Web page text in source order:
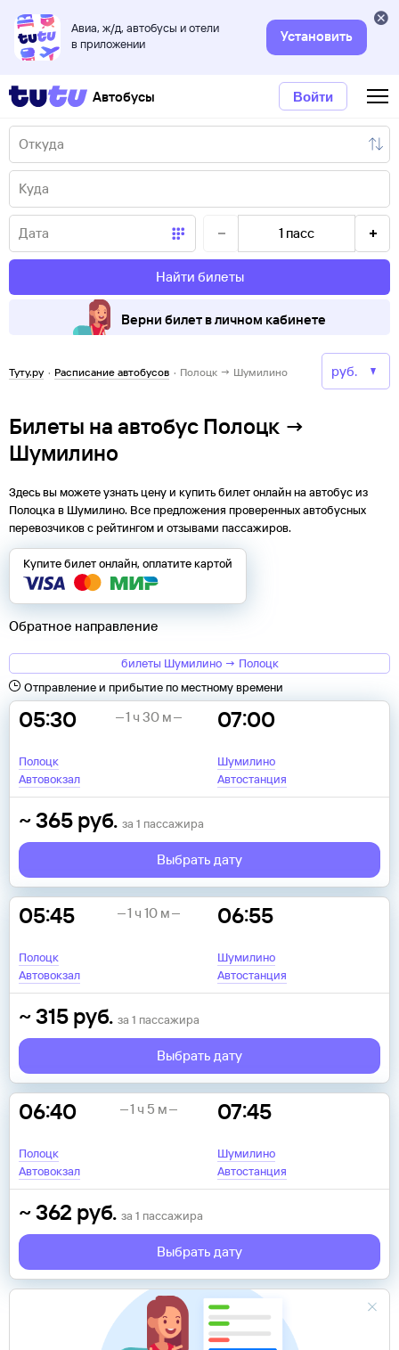
Авиа, ж/д, автобусы и отели
в приложении
Установить
Автобусы Войти
1 пасс
Найти билеты
Верни билет в личном кабинете
Туту.ру · Расписание автобусов · Полоцк → Шумилино
Билеты на автобус Полоцк →
Шумилино
Здесь вы можете узнать цену и купить билет онлайн на автобус из
Полоцкав Шумилино. Все предложения проверенных автобусных
перевозчиков с рейтингом и отзывами пассажиров.
Купите билет онлайн, оплатите картой
Обратное направление
билеты Шумилино → Полоцк
Отправление и прибытие по местному времени
05:30
Полоцк
Автовокзал
07:00
Шумилино
Автостанция
1 ч 30 м
~365 руб. за 1 пассажира
Выбрать дату
05:45
Полоцк
Автовокзал
06:55
Шумилино
Автостанция
1 ч 10 м
~315 руб. за 1 пассажира
Выбрать дату
06:40
Полоцк
Автовокзал
07:45
Шумилино
Автостанция
1 ч 5 м
~362 руб. за 1 пассажира
Выбрать дату